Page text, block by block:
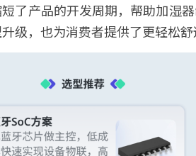
了产品的开发周期，帮助加湿
级，也为消费者提供了更轻松舒